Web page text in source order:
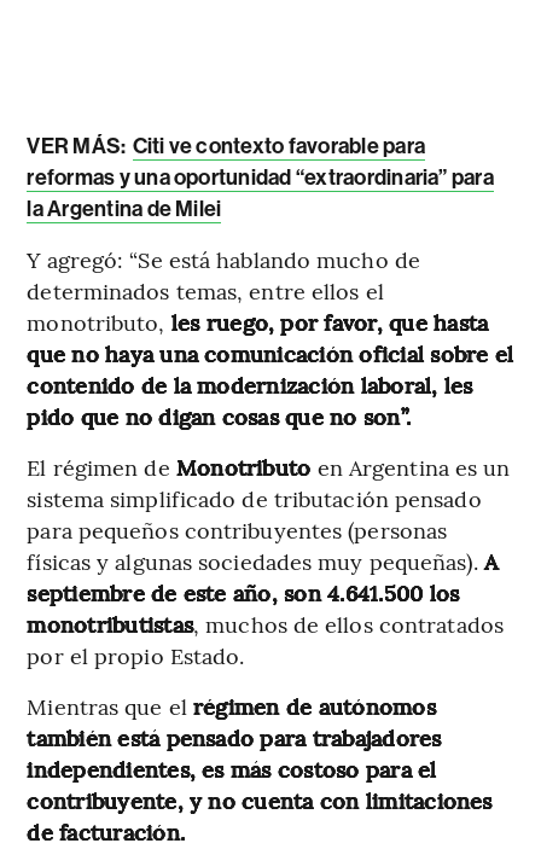
VER MÁS: Citi ve contexto favorable para
reformas y una oportunidad “extraordinaria” para
la Argentina de Milei
Y agregó: “Se está hablando mucho de
determinados temas, entre ellos el
monotributo, les ruego, por favor, que hasta
que no haya una comunicación oficial sobre el
contenido de la modernización laboral, les
pido que no digan cosas que no son”.
El régimen de Monotributo en Argentina es un
sistema simplificado de tributación pensado
para pequeños contribuyentes (personas
físicas y algunas sociedades muy pequeñas).A
septiembre de este año, son 4.641.500 los
monotributistas, muchos de ellos contratados
por el propio Estado.
Mientras que el régimen de autónomos
también está pensado para trabajadores
independientes, es más costoso para el
contribuyente, y no cuenta con limitaciones
de facturación.